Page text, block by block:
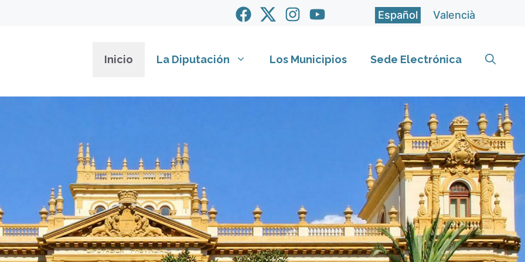
Español Valencià
Inicio La Diputación Los Municipios Sede Electrónica